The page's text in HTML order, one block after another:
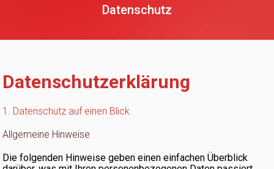
Datenschutz
Datenschutzerklärung
1. Datenschutz auf einen Blick
Allgemeine Hinweise
Die folgenden Hinweise geben einen einfachen Überblick